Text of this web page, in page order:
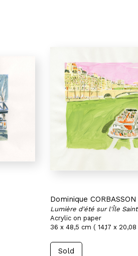
Dominique CORBASSON
Lumière d'été sur l'Île
Acrylic on paper
36 x 48,5 cm ( 14,17 x
Sold